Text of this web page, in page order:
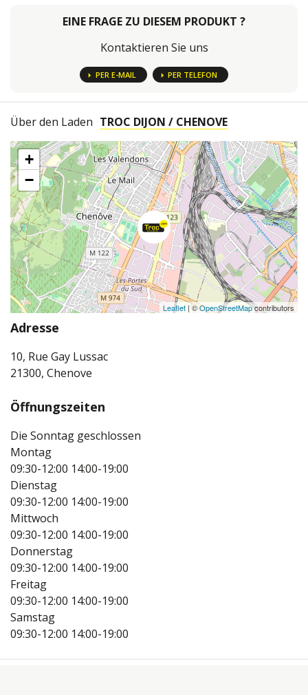
EINE FRAGE ZU DIESEM PRODUKT ?
Kontaktieren Sie uns
PER E-MAIL PER TELEFON
Über den Laden TROC DIJON / CHENOVE
+
−
Leaflet | ©OpenStreetMapcontributors
Adresse
10, Rue Gay Lussac
21300, Chenove
Öffnungszeiten
Die Sonntag geschlossen
Montag
09:30-12:00 14:00-19:00
Dienstag
09:30-12:00 14:00-19:00
Mittwoch
09:30-12:00 14:00-19:00
Donnerstag
09:30-12:00 14:00-19:00
Freitag
09:30-12:00 14:00-19:00
Samstag
09:30-12:00 14:00-19:00